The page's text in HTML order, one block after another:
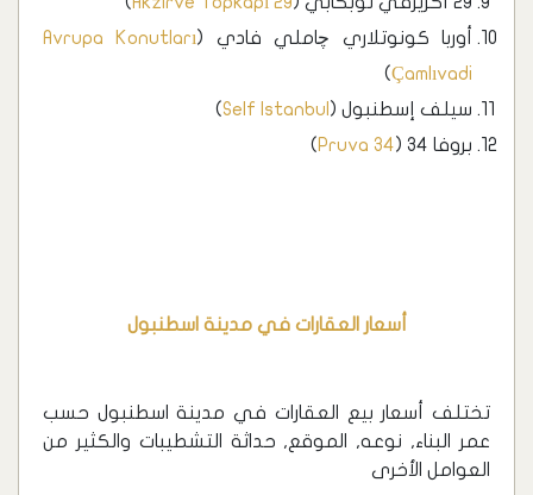
أوربا كونوتلاري چاملي فادي (Avrupa Konutları
Çamlıvadi
)
سيلف إسطنبول ( Self Istanbul
)
بروفا 34 (
Pruva 34
)
أسعار العقارات في مدينة اسطنبول
تختلف أسعار بيع العقارات في مدينة اسطنبول حسب
عمر البناء, نوعه, الموقع, حداثة التشطيبات والكثير من
العوامل الأخرى